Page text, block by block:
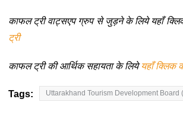
काफल ट्री वाट्सएप ग्रुप से जुड़ने के लिये यहाँ
ट्री
काफल ट्री की आर्थिक सहायता के लियेयहाँ क्लिक
Tags: Uttarakhand Tourism Development Board